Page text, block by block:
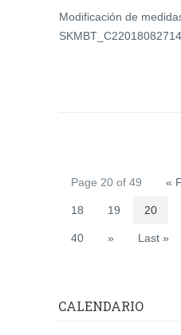
Modificación de
Page 20 of 49 «
18 19 20
40 » Last »
CALENDARIO